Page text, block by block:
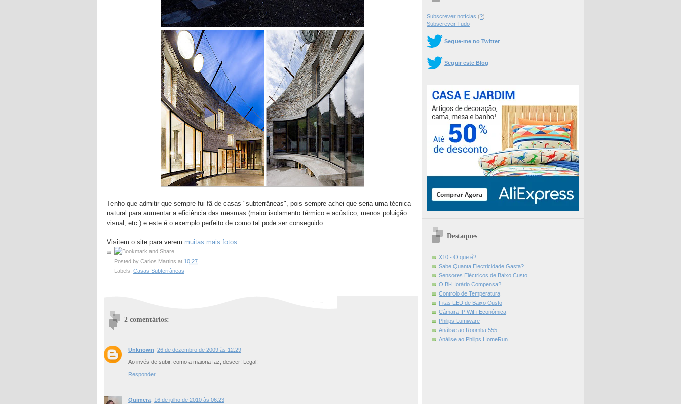
Tenho que admitir que sempre fui fã de casas "subterrâneas", pois sempre achei que seria uma técnica
natural para aumentar a eficiência das mesmas (maior isolamento térmico e acústico, menos poluição
visual, etc.) e este é o exemplo perfeito de como tal pode ser conseguido.
Visitem o site para verem muitas mais fotos.
Posted by Carlos Martins at 10:27
Labels: Casas Subterrâneas
2 comentários:
Unknown 26 de dezembro de 2009 às 12:29
Ao invés de subir, como a maioria faz, descer! Legal!
Responder
Quimera 16 de julho de 2010 às 06:23
Subscrever notícias (?)
Subscrever Tudo
Segue-me no Twitter
Seguir este Blog
Destaques
X10 - O que é?
Sabe Quanta Electricidade Gasta?
Sensores Eléctricos de Baixo Custo
O Bi-Horário Compensa?
Controlo de Temperatura
Fitas LED de Baixo Custo
Câmara IP WiFi Económica
Philips Lumiware
Análise ao Roomba 555
Análise ao Philips HomeRun